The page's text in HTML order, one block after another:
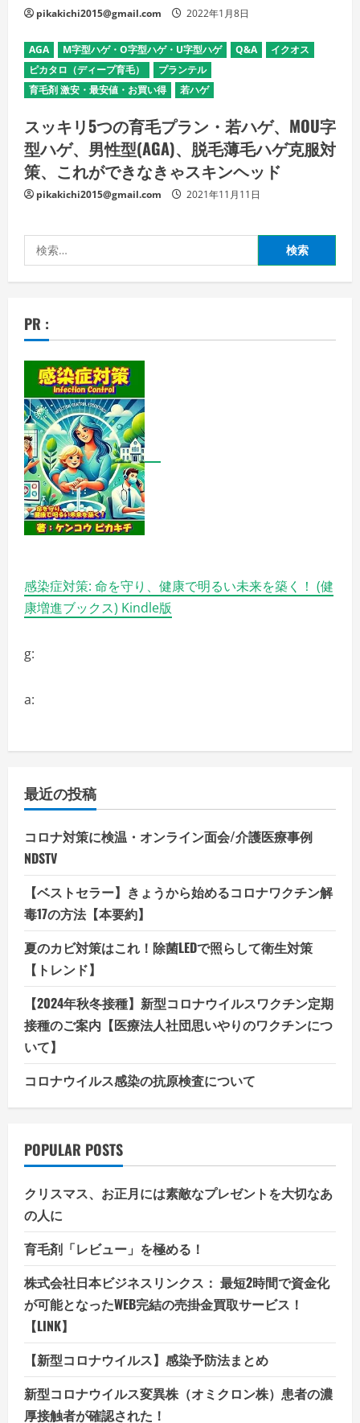
pikakichi2015@gmail.com 2022年1月8日
AGA M字型ハゲ・O字型ハゲ・U字型ハゲ Q&A
イクオス
ピカタロ（ディープ育毛）
プランテル
育毛剤 激安・最安値・お買い得
若ハゲ
スッキリ5つの育毛プラン・若ハゲ、MOU字
型ハゲ、男性型(AGA)、脱毛薄毛ハゲ克服対
策、これができなきゃスキンヘッド
pikakichi2015@gmail.com 2021年11月11日
索:
PR :
感染症対策: 命を守り、健康で明るい未来を築く！ (健
康増進ブックス) Kindle版
g:
a:
最近の投稿
コロナ対策に検温・オンライン面会/介護医療事例
NDSTV
【ベストセラー】きょうから始めるコロナワクチン解
毒17の方法【本要約】
夏のカビ対策はこれ！除菌LEDで照らして衛生対策
【トレンド】
【2024年秋冬接種】新型コロナウイルスワクチン定期
接種のご案内【医療法人社団思いやりのワクチンにつ
いて】
コロナウイルス感染の抗原検査について
POPULAR POSTS
クリスマス、お正月には素敵なプレゼントを大切なあ
の人に
育毛剤「レビュー」を極める！
株式会社日本ビジネスリンクス： 最短2時間で資金化
が可能となったWEB完結の売掛金買取サービス！
【LINK】
【新型コロナウイルス】感染予防法まとめ
新型コロナウイルス変異株（オミクロン株）患者の濃
厚接触者が確認された！